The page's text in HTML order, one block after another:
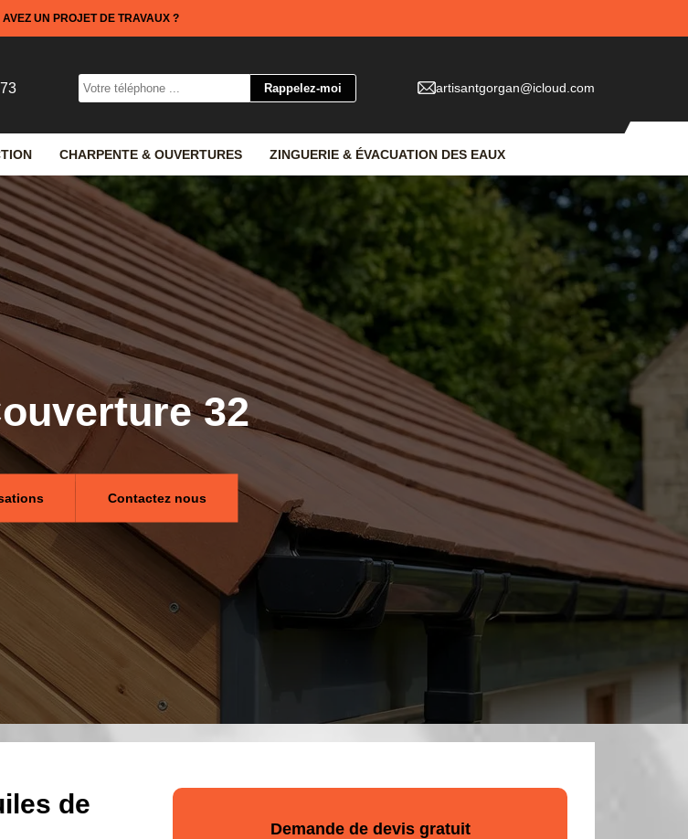
AVEZ UN PROJET DE TRAVAUX ?
artisantgorgan@icloud.com
CHARPENTE & OUVERTURES ZINGUERIE & ÉVACUATION DES EAUX
32
Contactez nous
de
Demande de devis gratuit